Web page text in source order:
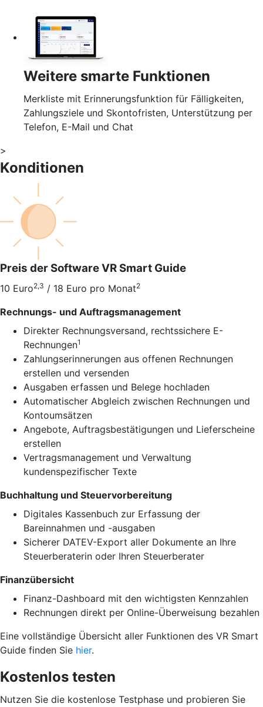
Weitere smarte Funktionen
Merkliste mit Erinnerungsfunktion für Fälligkeiten,
Zahlungsziele und Skontofristen, Unterstützung per
Telefon, E-Mail und Chat
>
Konditionen
Preis der Software VR Smart Guide
10 Euro2,3 / 18 Euro pro Monat2
Rechnungs- und Auftragsmanagement
Direkter Rechnungsversand, rechtssichere E-
Rechnungen1
Zahlungserinnerungen aus offenen Rechnungen
erstellen und versenden
Ausgaben erfassen und Belege hochladen
Automatischer Abgleich zwischen Rechnungen und
Kontoumsätzen
Angebote, Auftragsbestätigungen und Lieferscheine
erstellen
Vertragsmanagement und Verwaltung
kundenspezifischer Texte
Buchhaltung und Steuervorbereitung
Digitales Kassenbuch zur Erfassung der
Bareinnahmen und -ausgaben
Sicherer DATEV-Export aller Dokumente an Ihre
Steuerberaterin oder Ihren Steuerberater
Finanzübersicht
Finanz-Dashboard mit den wichtigsten Kennzahlen
Rechnungen direkt per Online-Überweisung bezahlen
Eine vollständige Übersicht aller Funktionen des VR Smart
Guide finden Sie hier.
Kostenlos testen
Nutzen Sie die kostenlose Testphase und probieren Sie